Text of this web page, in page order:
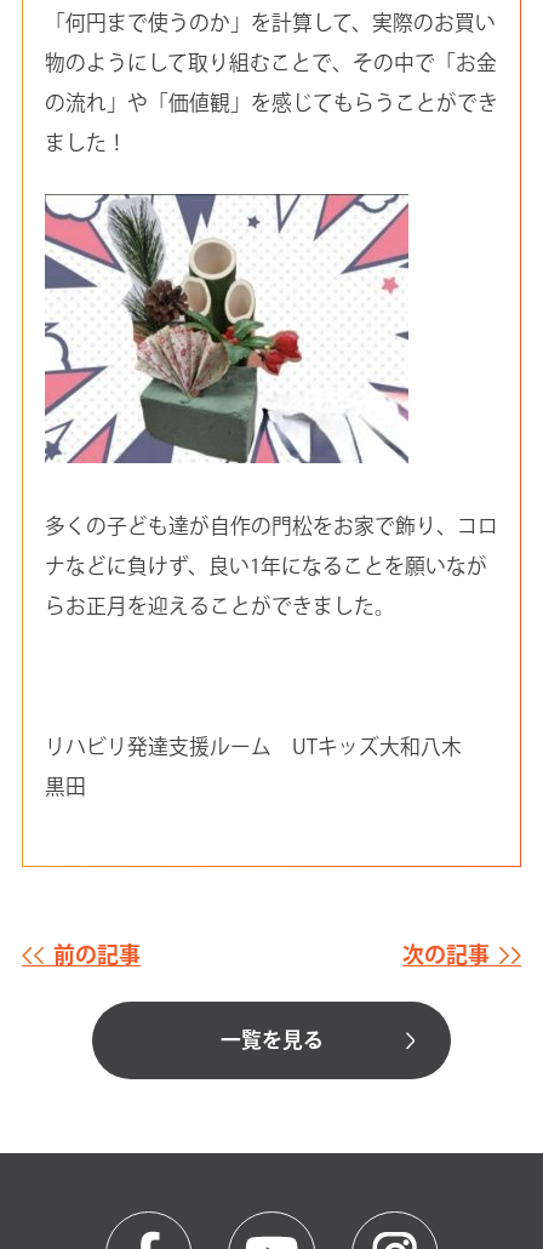
「何円まで使うのか」を計算して、実際のお買い
物のようにして取り組むことで、その中で「お金
の流れ」や「価値観」を感じてもらうことができ
ました！
多くの子ども達が自作の門松をお家で飾り、コロ
ナなどに負けず、良い1年になることを願いなが
らお正月を迎えることができました。
リハビリ発達支援ルーム UTキッズ大和八木
黒田
前の記事
一覧を見る
次の記事